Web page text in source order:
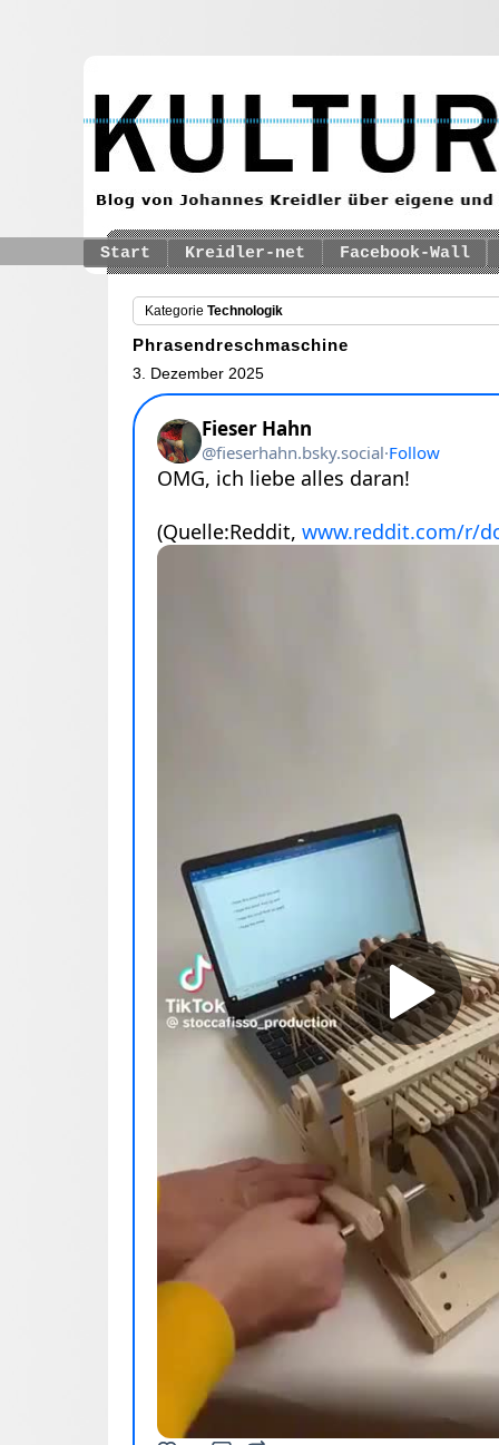
Start Kreidler-net Facebook-Wall
Kategorie Technologik
Phrasendreschmaschine
3. Dezember 2025